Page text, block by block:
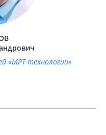
специалиста:
«МРТ технологии»